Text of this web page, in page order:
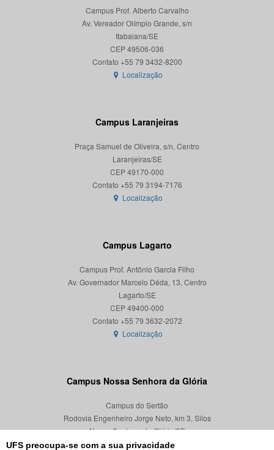
UFS preocupa-se com a sua privacidade
Campus Prof. Alberto Carvalho
Av. Vereador Olímpio Grande, s/n
Itabaiana/SE
CEP 49506-036
Localização
Campus Laranjeiras
Praça Samuel de Oliveira, s/n, Centro
Laranjeiras/SE
CEP 49170-000
Localização
Campus Lagarto
Campus Prof. Antônio Garcia Filho
Av. Governador Marcelo Déda, 13, Centro
Lagarto/SE
CEP 49400-000
Localização
Campus Nossa Senhora da Glória
Campus do Sertão
Rodovia Engenheiro Jorge Neto, km 3, Silos
Nossa Senhora da Glória/SE
CEP 49680-000